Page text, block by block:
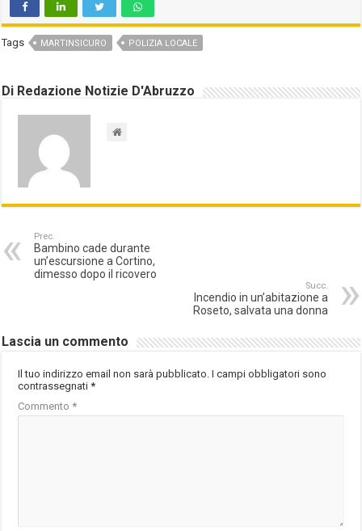
Tags MARTINSICURO POLIZIA LOCALE
Di Redazione Notizie D'Abruzzo
Prec.
Bambino cade durante
un’escursione a Cortino,
dimesso dopo il ricovero
Succ.
Incendio in un’abitazione a
Roseto, salvata una donna
Lascia un commento
Il tuo indirizzo email non sarà pubblicato. I campi obbligatori sono
contrassegnati*
Commento*